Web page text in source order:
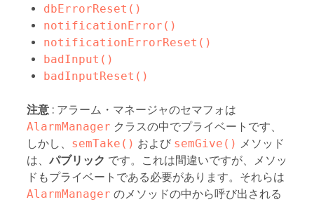
dbErrorReset()
notificationError()
notificationErrorReset()
badInput()
badInputReset()
注意: アラーム・マネージャのセマフォは
AlarmManager クラスの中でプライベートです、
しかし、 semTake() および semGive() メソッド
は、 パブリック です。これは間違いですが、メソッ
ドもプライベートである必要があります。それらは
AlarmManager のメソッドの中から呼び出される